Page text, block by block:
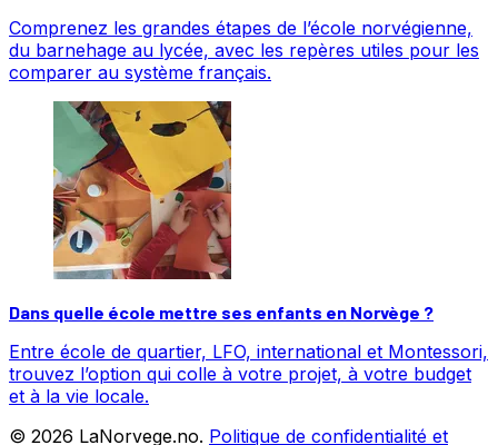
Comprenez les grandes étapes de l’école norvégienne,
du barnehage au lycée, avec les repères utiles pour les
comparer au système français.
Dans quelle école mettre ses enfants en Norvège ?
Entre école de quartier, LFO, international et Montessori,
trouvez l’option qui colle à votre projet, à votre budget
et à la vie locale.
© 2026 LaNorvege.no. Politique de confidentialité et